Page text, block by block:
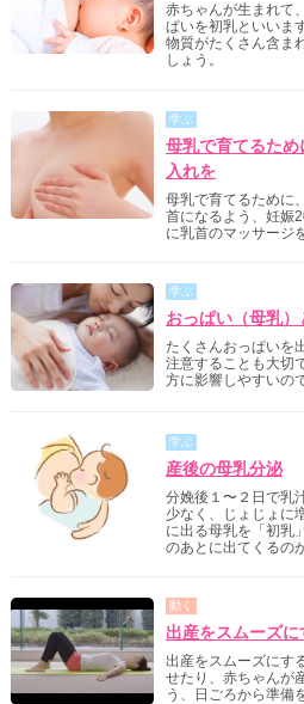
赤ちゃんが生まれて
ぱいを初乳といいま
物質がたくさん含ま
しょう。
学ぶ
母乳で育てるた
入れを
母乳で育てるために
首になるよう、妊娠
に乳首のマッサージ
学ぶ
おっぱい（母乳
たくさんおっぱいを
注意することも大切
方に影響しやすいの
学ぶ
産後の母乳分泌
分娩後１〜２日で乳
少なく、じょじょに
に出る母乳を「初乳
のあとに出てくるの
動く
出産をスムーズに
出産をスムーズにす
せたり、赤ちゃんが
う、日ごろから準備